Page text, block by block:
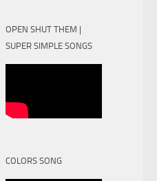
OPEN SHUT THEM |
SUPER SIMPLE SONGS
COLORS SONG